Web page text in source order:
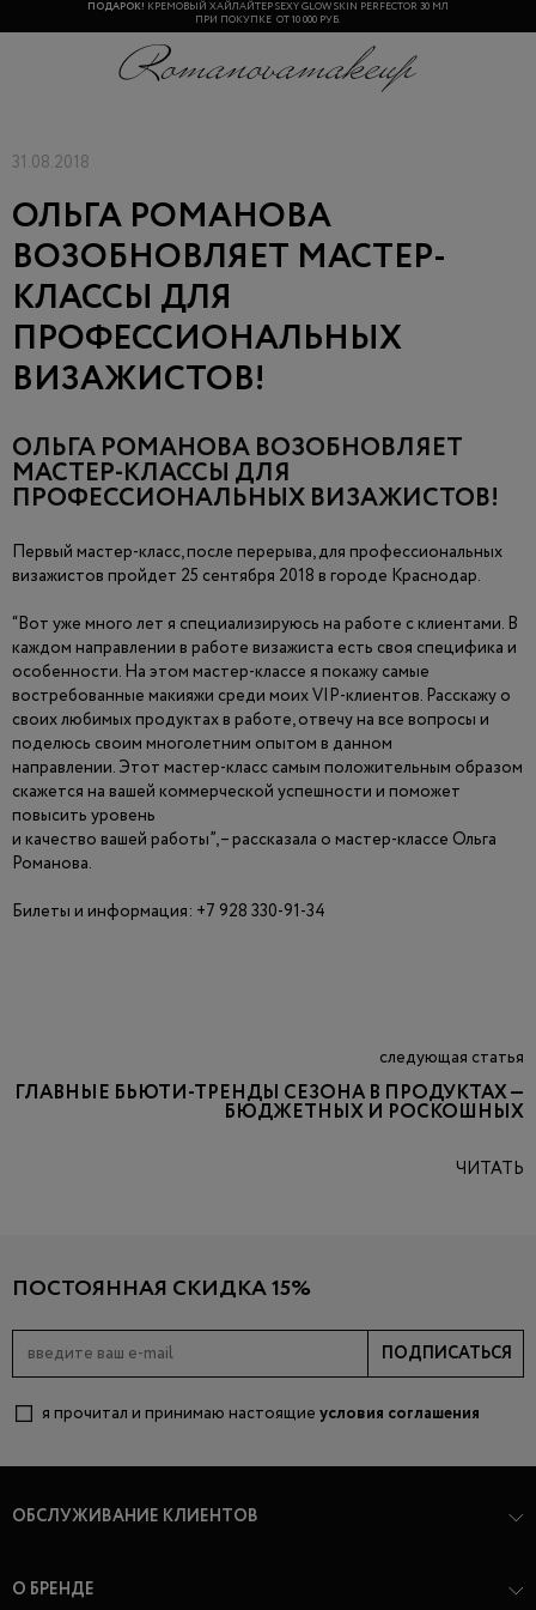
ПОДАРОК! КРЕМОВЫЙ ХАЙЛАЙТЕР SEXY GLOW SKIN PERFECTOR 30 МЛ
ПРИ ПОКУПКЕ ОТ 10 000 РУБ.
31.08.2018
ОЛЬГА РОМАНОВА
ВОЗОБНОВЛЯЕТ МАСТЕР-
КЛАССЫ ДЛЯ
ПРОФЕССИОНАЛЬНЫХ
ВИЗАЖИСТОВ!
ОЛЬГА РОМАНОВА ВОЗОБНОВЛЯЕТ
МАСТЕР-КЛАССЫ ДЛЯ
ПРОФЕССИОНАЛЬНЫХ ВИЗАЖИСТОВ!
Первый мастер-класс, после перерыва, для профессиональных
визажистов пройдет 25 сентября 2018 в городе Краснодар.
“Вот уже много лет я специализируюсь на работе с клиентами. В
каждом направлении в работе визажиста есть своя специфика и
особенности. На этом мастер-классе я покажу самые
востребованные макияжи среди моих VIP-клиентов. Расскажу о
своих любимых продуктах в работе, отвечу на все вопросы и
поделюсь своим многолетним опытом в данном
направлении. Этот мастер-класс самым положительным образом
скажется на вашей коммерческой успешности и поможет
повысить уровень
и качество вашей работы”, – рассказала о мастер-классе Ольга
Романова.
Билеты и информация: +7 928 330-91-34
следующая статья
ГЛАВНЫЕ БЬЮТИ-ТРЕНДЫ СЕЗОНА В ПРОДУКТАХ —
БЮДЖЕТНЫХ И РОСКОШНЫХ
ЧИТАТЬ
ПОСТОЯННАЯ СКИДКА 15%
ПОДПИСАТЬСЯ
я прочитал и принимаю настоящие условия соглашения
ОБСЛУЖИВАНИЕ КЛИЕНТОВ
О БРЕНДЕ